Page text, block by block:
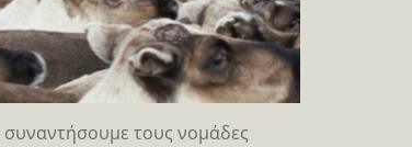
συναντήσουμε τους νομάδες